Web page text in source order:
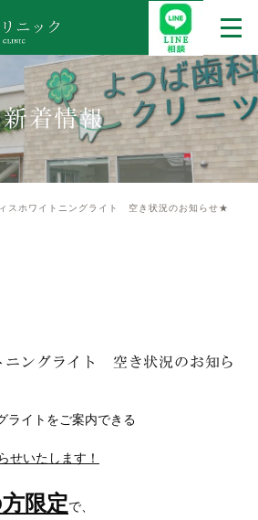
新着情報
スホワイトニングライト 空き状況のお知らせ★
ングライト 空き状況のお知ら
ライトをご案内できる
せいたします！
限定で、